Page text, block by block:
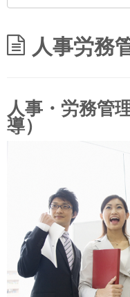
索:
人事労務
人事・労務管
導）